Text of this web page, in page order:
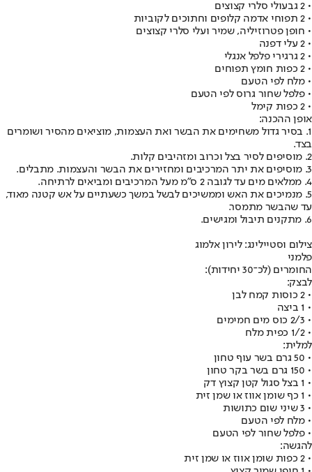
• 2 גבעולי סלרי קצוצים
• 2 תפוחי אדמה קלופים וחתוכים לקוביות
• חופן פטרוזיליה, שמיר ועלי סלרי קצוצים
• 2 עלי דפנה
• 2 גרגירי פלפל אנגלי
• 2 כפות חומץ תפוחים
• מלח לפי הטעם
• פלפל שחור גרוס לפי הטעם
• 2 כפות קימל
אופן ההכנה:
1. בסיר גדול משחימים את הבשר ואת העצמות, מוציאים מהסיר ושומרים
בצד.
2. מוסיפים לסיר בצל וכרוב ומזהיבים קלות.
3. מוסיפים את יתר המרכיבים ומחזירים את הבשר והעצמות. מתבלים.
4. ממלאים מים עד לגובה 2 ס״מ מעל המרכיבים ומביאים לרתיחה.
5. מנמיכים את האש וממשיכים לבשל במשך כשעתיים על אש קטנה מאוד,
עד שהבשר מתמסר.
6. מתקנים תיבול ומגישים.
צילום וסטיילינג: לירון אלמוג
פלמני
החומרים (לכ־30 יחידות):
לבצק:
• 2 כוסות קמח לבן
• 1 ביצה
• 2/3 כוס מים חמימים
• 1/2 כפית מלח
למלית:
• 50 גרם בשר עוף טחון
• 150 גרם בשר בקר טחון
• 1 בצל סגול קטן קצוץ דק
• 1 כף שומן אווז או שמן זית
• 3 שיני שום כתושות
• מלח לפי הטעם
• פלפל שחור לפי הטעם
להגשה:
• 2 כפות שומן אווז או שמן זית